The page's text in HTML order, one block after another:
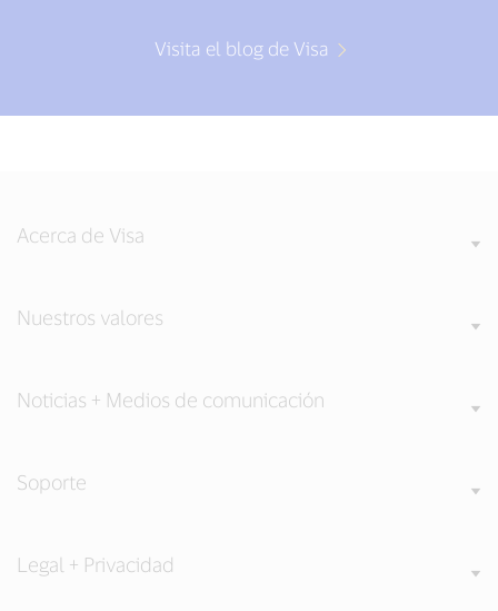
Visita el blog de Visa
Acerca de Visa
Nuestros valores
Noticias + Medios de comunicación
Soporte
Legal + Privacidad